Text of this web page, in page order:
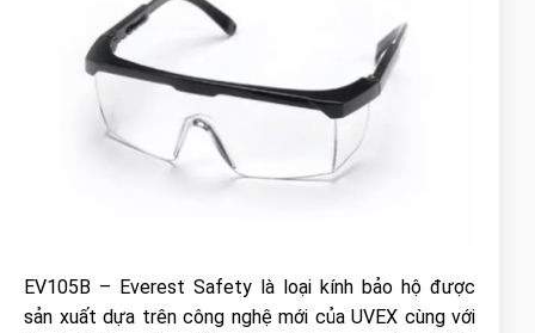
EV105B – Everest Safety là loại kính bảo hộ được
sản xuất dựa trên công nghệ mới của UVEX cùng với